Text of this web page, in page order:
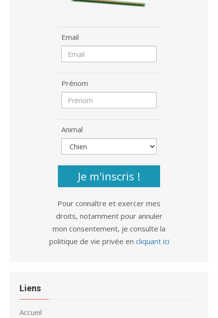
Email
Prénom
Animal
Je m'inscris !
Pour connaître et exercer mes
droits, notamment pour annuler
mon consentement, je consulte la
politique de vie privée en cliquant ici
Liens
Accueil